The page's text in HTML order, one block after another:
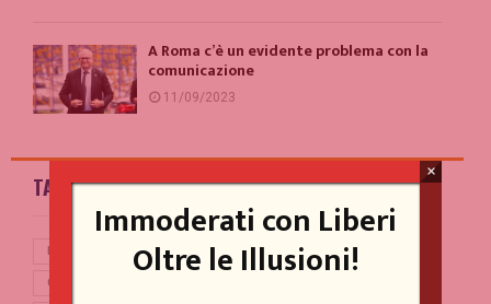
A Roma c’è un evidente problema con la
comunicazione
11/09/2023
TAG
BREXIT CASINO ONLINE GAME
CONTE
Immoderati con Liberi
Oltre le Illusioni!
×